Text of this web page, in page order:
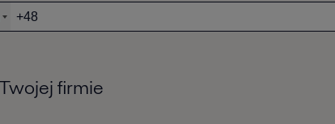
firmie